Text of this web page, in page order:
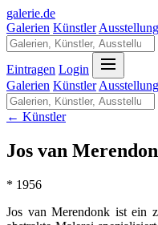
galerie.de
Galerien Künstler
Eintragen Login
Galerien Künstler
← Künstler
Jos van
* 1956
Jos van Merendonk ist ein